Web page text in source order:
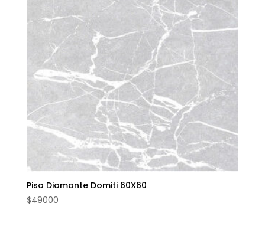
Piso Diamante Domiti 60X60
$49000